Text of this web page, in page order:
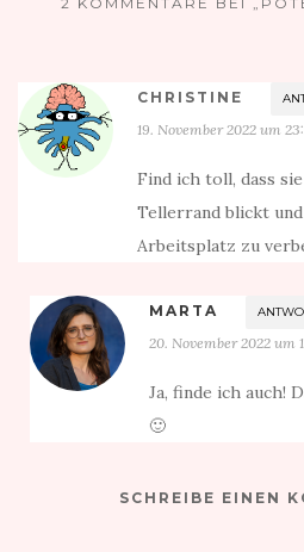
CHRISTINE
19. November 2022 um
Find ich toll, dass
Tellerrand blickt
Arbeitsplatz zu
MARTA
20. November 2022 um
Ja, finde ich auch!
🙂
SCHREIBE EINEN